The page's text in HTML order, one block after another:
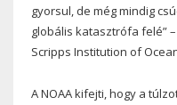
gyorsul, de még mindig
globális katasztrófa felé”
Scripps Institution of
A NOAA kifejti, hogy a